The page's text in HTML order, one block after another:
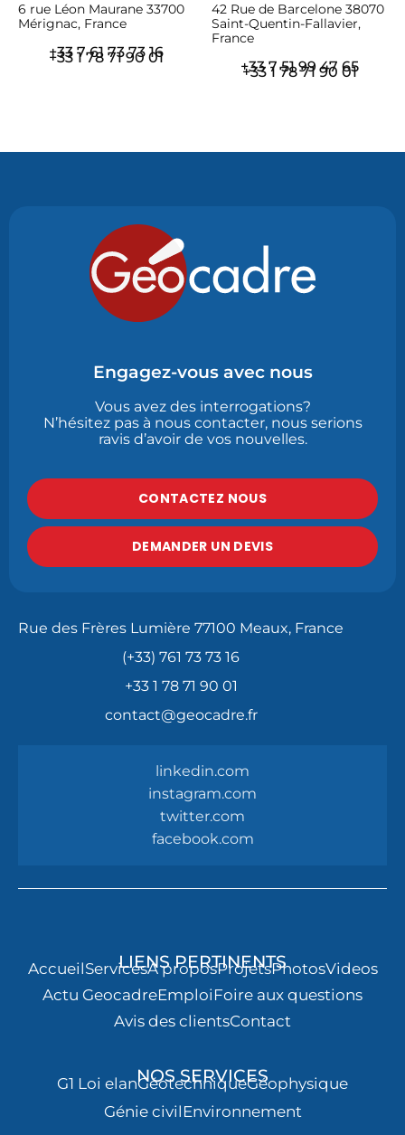
6 rue Léon Maurane 33700
Mérignac, France
+33 7 61 73 73 16
+33 1 78 71 90 01
42 Rue de Barcelone 38070
Saint-Quentin-Fallavier,
France
+33 7 51 99 47 65
+33 1 78 71 90 01
Engagez-vous avec nous
Vous avez des interrogations?
N’hésitez pas à nous contacter, nous serions
ravis d’avoir de vos nouvelles.
CONTACTEZ NOUS
DEMANDER UN DEVIS
Rue des Frères Lumière 77100 Meaux, France
(+33) 761 73 73 16
+33 1 78 71 90 01
contact@geocadre.fr
linkedin.com
instagram.com
twitter.com
facebook.com
LIENS PERTINENTS
AccueilServicesÀ proposProjetsPhotosVideos
Actu GeocadreEmploi Foire aux questions
Avis des clientsContact
NOS SERVICES
G1 Loi elanGéotechniqueGéophysique
Génie civil Environnement